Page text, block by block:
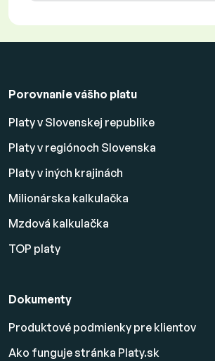
Porovnanie vášho platu
Platy v Slovenskej republike
Platy v regiónoch Slovenska
Platy v iných krajinách
Milionárska kalkulačka
Mzdová kalkulačka
TOP platy
Dokumenty
Produktové podmienky pre klientov
Ako funguje stránka Platy.sk